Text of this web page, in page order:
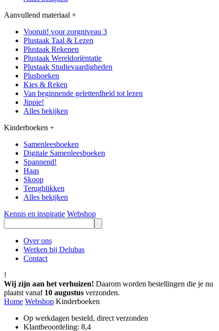
Aanvullend materiaal +
Vooruit! voor zorgniveau 3
Plustaak Taal & Lezen
Plustaak Rekenen
Plustaak Wereldoriëntatie
Plustaak Studievaardigheden
Plusboeken
Kies & Reken
Van beginnende geletterdheid tot lezen
Jippie!
Alles bekijken
Kinderboeken +
Samenleesboeken
Digitale Samenleesboeken
Spannend!
Haas
Skoop
Terugblikken
Alles bekijken
Kennis en inspiratie Webshop
Over ons
Werken bij Delubas
Contact
!
Wij zijn aan het verhuizen! Daarom worden bestellingen die je nu
plaatst vanaf 10 augustus verzonden.
Home Webshop Kinderboeken
Op werkdagen besteld, direct verzonden
Klantbeoordeling: 8,4